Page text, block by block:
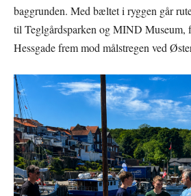
baggrunden. Med bæltet i ryggen går
til Teglgårdsparken og MIND Museum,
Hessgade frem mod målstregen ved